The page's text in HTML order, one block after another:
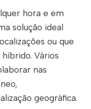
hora e em
solução ideal
ou que
Vários
nas
geográfica.